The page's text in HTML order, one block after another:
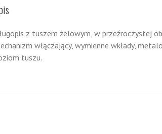
z tuszem żelowym, w przeźroczystej
włączający, wymienne wkłady,
tuszu.